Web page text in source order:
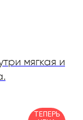
мягкая и
ТЕПЕРЬ